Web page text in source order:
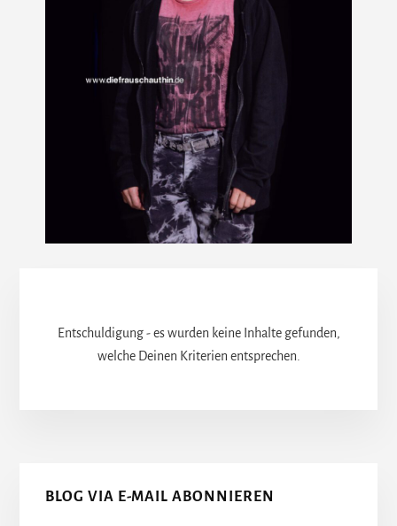
Entschuldigung - es wurden keine Inhalte gefunden,
welche Deinen Kriterien entsprechen.
Seitenspalte
BLOG VIA E-MAIL ABONNIEREN